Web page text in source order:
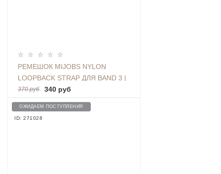
РЕМЕШОК MIJOBS NYLON
LOOPBACK STRAP ДЛЯ BAND 3 |
4, LILAC
370 руб 340 руб
ОЖИДАЕМ ПОСТУПЛЕНИЯ
ID: 271028